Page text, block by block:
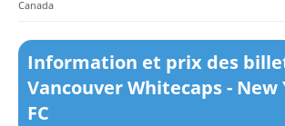
Canada
Information et prix des
Vancouver Whitecaps - New
FC